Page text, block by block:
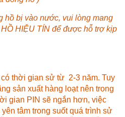
hồ bị vào nước, vui lòng mang
HIỆU TÍN để được hỗ trợ kịp
thời gian sử từ 2-3 năm. Tuy
sản xuất hàng loạt nên trong
gian PIN sẽ ngắn hơn, việc
tâm trong suốt quá trình sử